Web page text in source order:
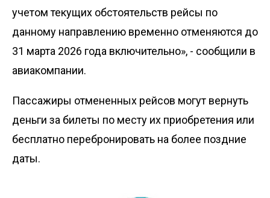
учетом текущих обстоятельств рейсы по
данному направлению временно отменяются до
31 марта 2026 года включительно», - сообщили в
авиакомпании.
Пассажиры отмененных рейсов могут вернуть
деньги за билеты по месту их приобретения или
бесплатно перебронировать на более поздние
даты.